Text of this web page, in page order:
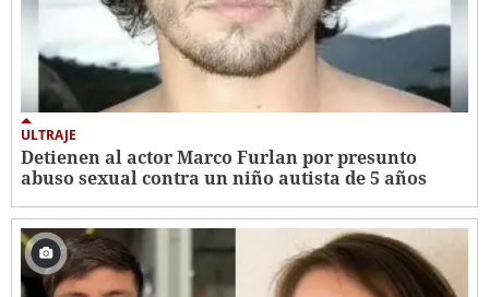
ULTRAJE
Detienen al actor Marco Furlan por presunto
abuso sexual contra un niño autista de 5 años